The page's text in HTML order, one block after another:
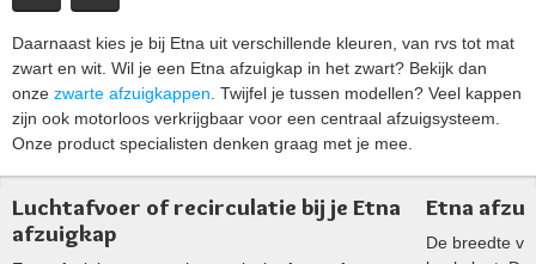
Daarnaast kies je bij Etna uit verschillende kleuren, van rvs tot mat
zwart en wit. Wil je een Etna afzuigkap in het zwart? Bekijk dan
onze zwarte afzuigkappen . Twijfel je tussen modellen? Veel kappen
zijn ook motorloos verkrijgbaar voor een centraal afzuigsysteem.
Onze product specialisten denken graag met je mee.
Luchtafvoer of recirculatie bij je Etna
afzuigkap
Etna
De breedte